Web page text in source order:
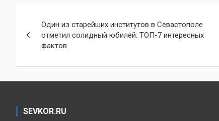
по
записям
Один из старейших институтов в Севастополе
отметил солидный юбилей: ТОП-7 интересных
фактов
SEVKOR.RU